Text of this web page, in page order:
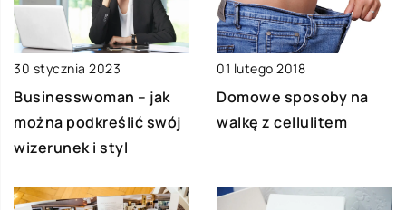
30 stycznia 2023
Businesswoman – jak
można podkreślić swój
wizerunek i styl
01 lutego 2018
Domowe sposoby na
walkę z cellulitem